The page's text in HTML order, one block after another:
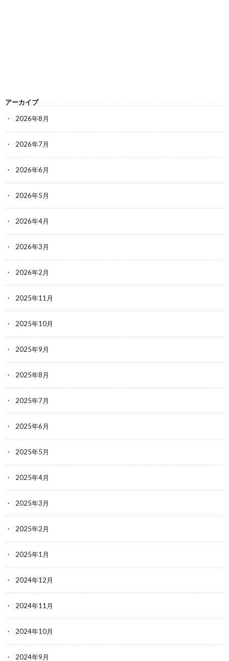
アーカイブ
2026年8月
2026年7月
2026年6月
2026年5月
2026年4月
2026年3月
2026年2月
2025年11月
2025年10月
2025年9月
2025年8月
2025年7月
2025年6月
2025年5月
2025年4月
2025年3月
2025年2月
2025年1月
2024年12月
2024年11月
2024年10月
2024年9月